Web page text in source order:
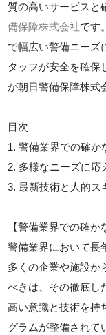
質の高いサービスと
備保障株式会社です
で幅広い警備ニーズ
タッフが安全を確保
が朝日警備保障株式
目次
1. 警備業界での確か
2. 多様なニーズに応
3. 最新技術と人的ス
【警備業界での確か
警備業界において長
多くの企業や施設か
べきは、その徹底し
高い意識と技術を持
グラムが整備されて